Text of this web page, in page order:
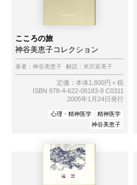
こころの旅
神谷美恵子コレクション
著者： 神谷美恵子 解説： 米沢富美子
定価：本体1,800円＋税
ISBN 978-4-622-08183-8 C0311
2005年1月24日発行
心理・精神医学
精神医学
神谷美恵子